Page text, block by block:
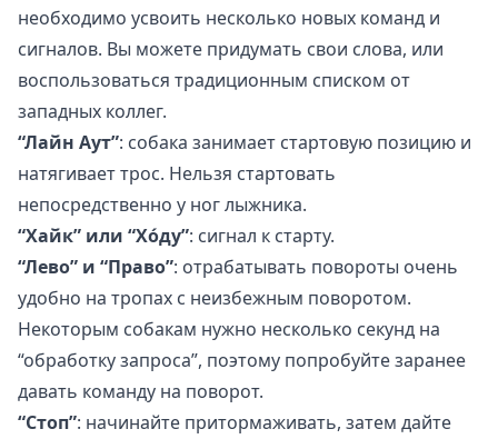
необходимо усвоить несколько новых команд и
сигналов. Вы можете придумать свои слова, или
воспользоваться традиционным списком от
западных коллег.
“Лайн Аут”: собака занимает стартовую позицию и
натягивает трос. Нельзя стартовать
непосредственно у ног лыжника.
“Хайк” или “Хóду”: сигнал к старту.
“Лево” и “Право”: отрабатывать повороты очень
удобно на тропах с неизбежным поворотом.
Некоторым собакам нужно несколько секунд на
“обработку запроса”, поэтому попробуйте заранее
давать команду на поворот.
“Стоп”: начинайте притормаживать, затем дайте